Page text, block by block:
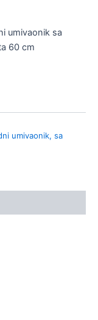
umivaonik sa
60 cm
umivaonik, sa